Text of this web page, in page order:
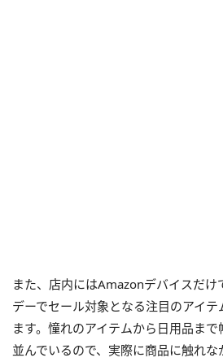
また、店内にはAmazonデバイスだけ
デーでセール対象となる注目のアイ
ます。憧れのアイテムから日用品ま
並んでいるので、実際に商品に触れ